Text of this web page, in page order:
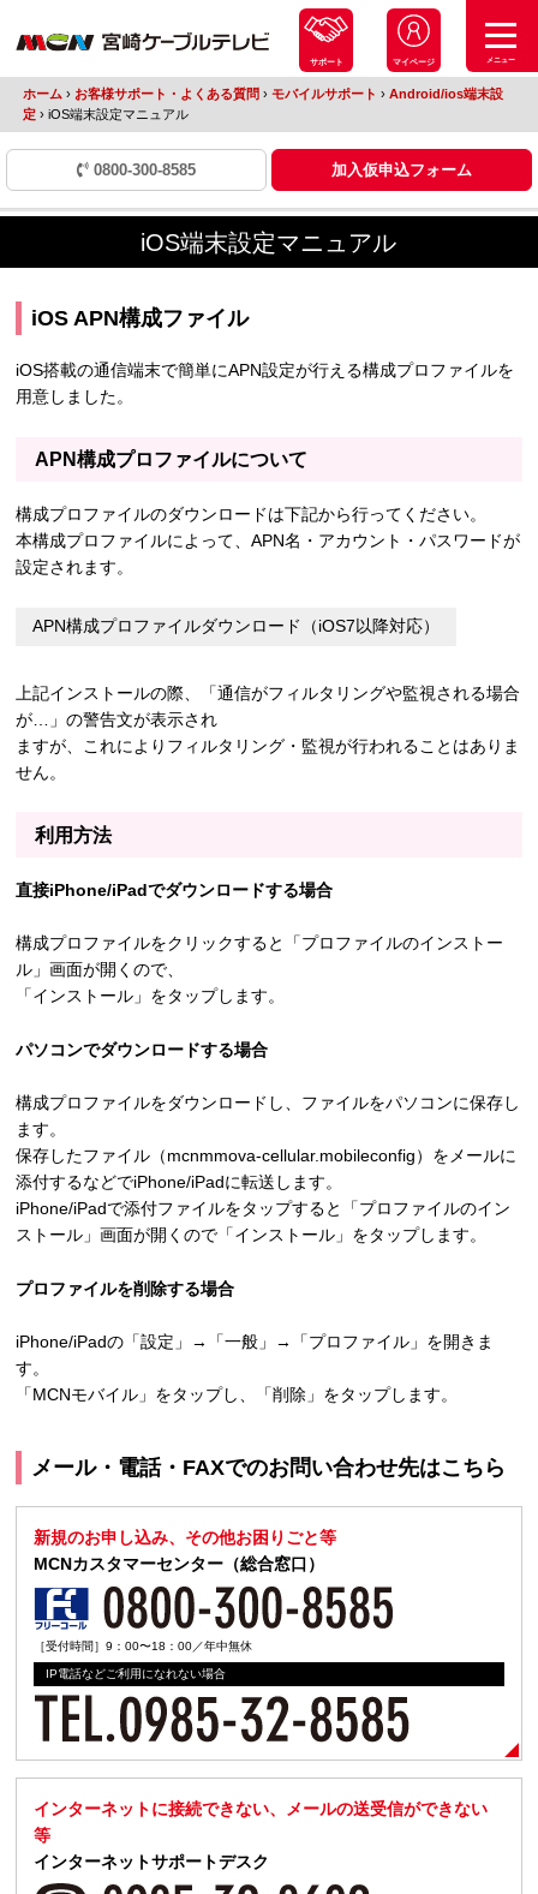
サポート マイページ メニュー
ホーム › お客様サポート・よくある質問 › モバイルサポート › Android/ios端末設
定 ›iOS端末設定マニュアル
0800-300-8585 加入仮申込フォーム
iOS端末設定マニュアル
iOS APN構成ファイル
iOS搭載の通信端末で簡単にAPN設定が行える構成プロファイルを
用意しました。
APN構成プロファイルについて
構成プロファイルのダウンロードは下記から行ってください。
本構成プロファイルによって、APN名・アカウント・パスワードが
設定されます。
上記インストールの際、「通信がフィルタリングや監視される場合
が…」の警告文が表示され
ますが、これによりフィルタリング・監視が行われることはありま
せん。
利用方法
直接iPhone/iPadでダウンロードする場合
構成プロファイルをクリックすると「プロファイルのインストー
ル」画面が開くので、
「インストール」をタップします。
パソコンでダウンロードする場合
構成プロファイルをダウンロードし、ファイルをパソコンに保存し
ます。
保存したファイル（mcnmmova-cellular.mobileconfig）をメールに
添付するなどでiPhone/iPadに転送します。
iPhone/iPadで添付ファイルをタップすると「プロファイルのイン
ストール」画面が開くので「インストール」をタップします。
プロファイルを削除する場合
iPhone/iPadの「設定」→「一般」→「プロファイル」を開きま
す。
「MCNモバイル」をタップし、「削除」をタップします。
メール・電話・FAXでのお問い合わせ先はこちら
新規のお申し込み、その他お困りごと等
MCNカスタマーセンター（総合窓口）
［受付時間］9：00〜18：00／年中無休
IP電話などご利用になれない場合
インターネットに接続できない、メールの送受信ができない
等
インターネットサポートデスク